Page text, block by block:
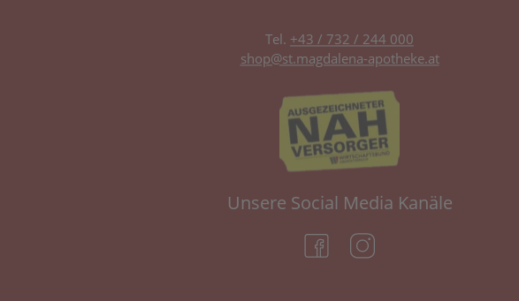
Tel. +43 / 732 / 244 000
shop@st.magdalena-apotheke.at
Unsere Social Media Kanäle
(öffnet in neuem Tab)